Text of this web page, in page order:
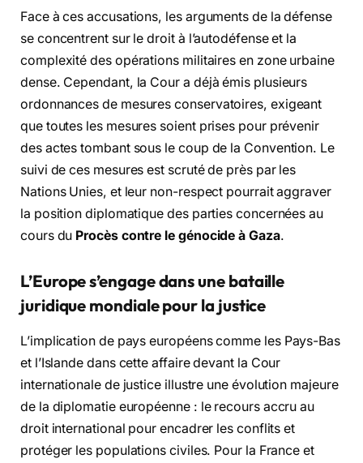
Face à ces accusations, les arguments de la défense
se concentrent sur le droit à l’autodéfense et la
complexité des opérations militaires en zone urbaine
dense. Cependant, la Cour a déjà émis plusieurs
ordonnances de mesures conservatoires, exigeant
que toutes les mesures soient prises pour prévenir
des actes tombant sous le coup de la Convention. Le
suivi de ces mesures est scruté de près par les
Nations Unies, et leur non-respect pourrait aggraver
la position diplomatique des parties concernées au
cours du Procès contre le génocide à Gaza.
L’Europe s’engage dans une bataille
juridique mondiale pour la justice
L’implication de pays européens comme les Pays-Bas
et l’Islande dans cette affaire devant la Cour
internationale de justice illustre une évolution majeure
de la diplomatie européenne : le recours accru au
droit international pour encadrer les conflits et
protéger les populations civiles. Pour la France et